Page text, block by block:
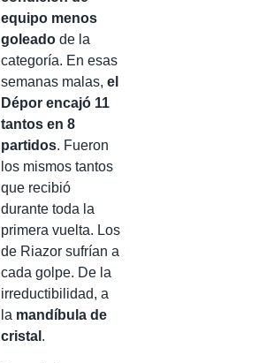
equipo menos
goleado de la
categoría. En esas
semanas malas, el
Dépor encajó 11
tantos en 8
partidos. Fueron
los mismos tantos
que recibió
durante toda la
primera vuelta. Los
de Riazor sufrían a
cada golpe. De la
irreductibilidad, a
la mandíbula de
cristal .